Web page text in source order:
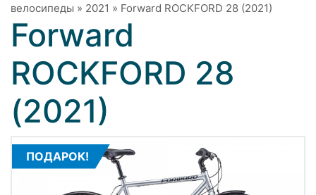
велосипеды » 2021 » Forward ROCKFORD 28 (2021)
Forward
ROCKFORD 28
(2021)
ПОДАРОК!